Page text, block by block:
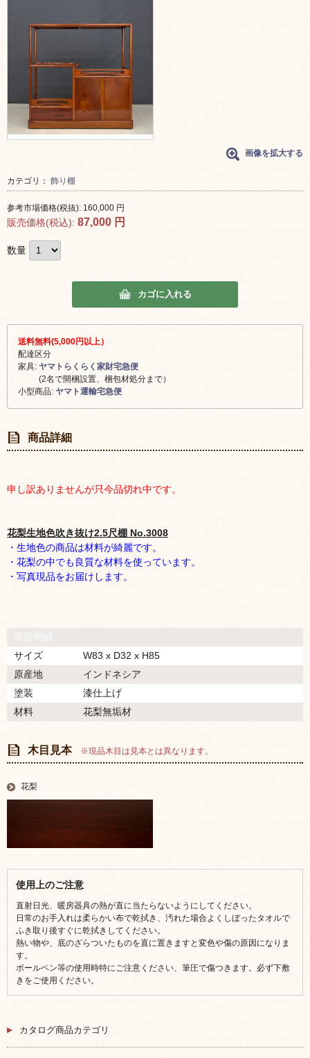
画像を拡大する
カテゴリ： 飾り棚
参考市場価格(税抜): 160,000 円
販売価格(税込): 87,000 円
数量
カゴに入れる
送料無料(5,000円以上）
配達区分
家具: ヤマトらくらく家財宅急便
(2名で開梱設置、梱包材処分まで）
小型商品: ヤマト運輸宅急便
商品詳細
申し訳ありませんが只今品切れ中です。
花梨生地色吹き抜け2.5尺棚 No.3008
・生地色の商品は材料が綺麗です。
・花梨の中でも良質な材料を使っています。
・写真現品をお届けします。
商品明細
サイズ
W83 x D32 x H85
原産地
インドネシア
塗装
漆仕上げ
材料
花梨無垢材
木目見本 ※現品木目は見本とは異なります。
花梨
使用上のご注意
直射日光、暖房器具の熱が直に当たらないようにしてください。
日常のお手入れは柔らかい布で乾拭き、汚れた場合よくしぼったタオルで
ふき取り後すぐに乾拭きしてください。
熱い物や、底のざらついたものを直に置きますと変色や傷の原因になりま
す。
ボールペン等の使用時特にご注意ください、筆圧で傷つきます。必ず下敷
きをご使用ください。
カタログ商品カテゴリ